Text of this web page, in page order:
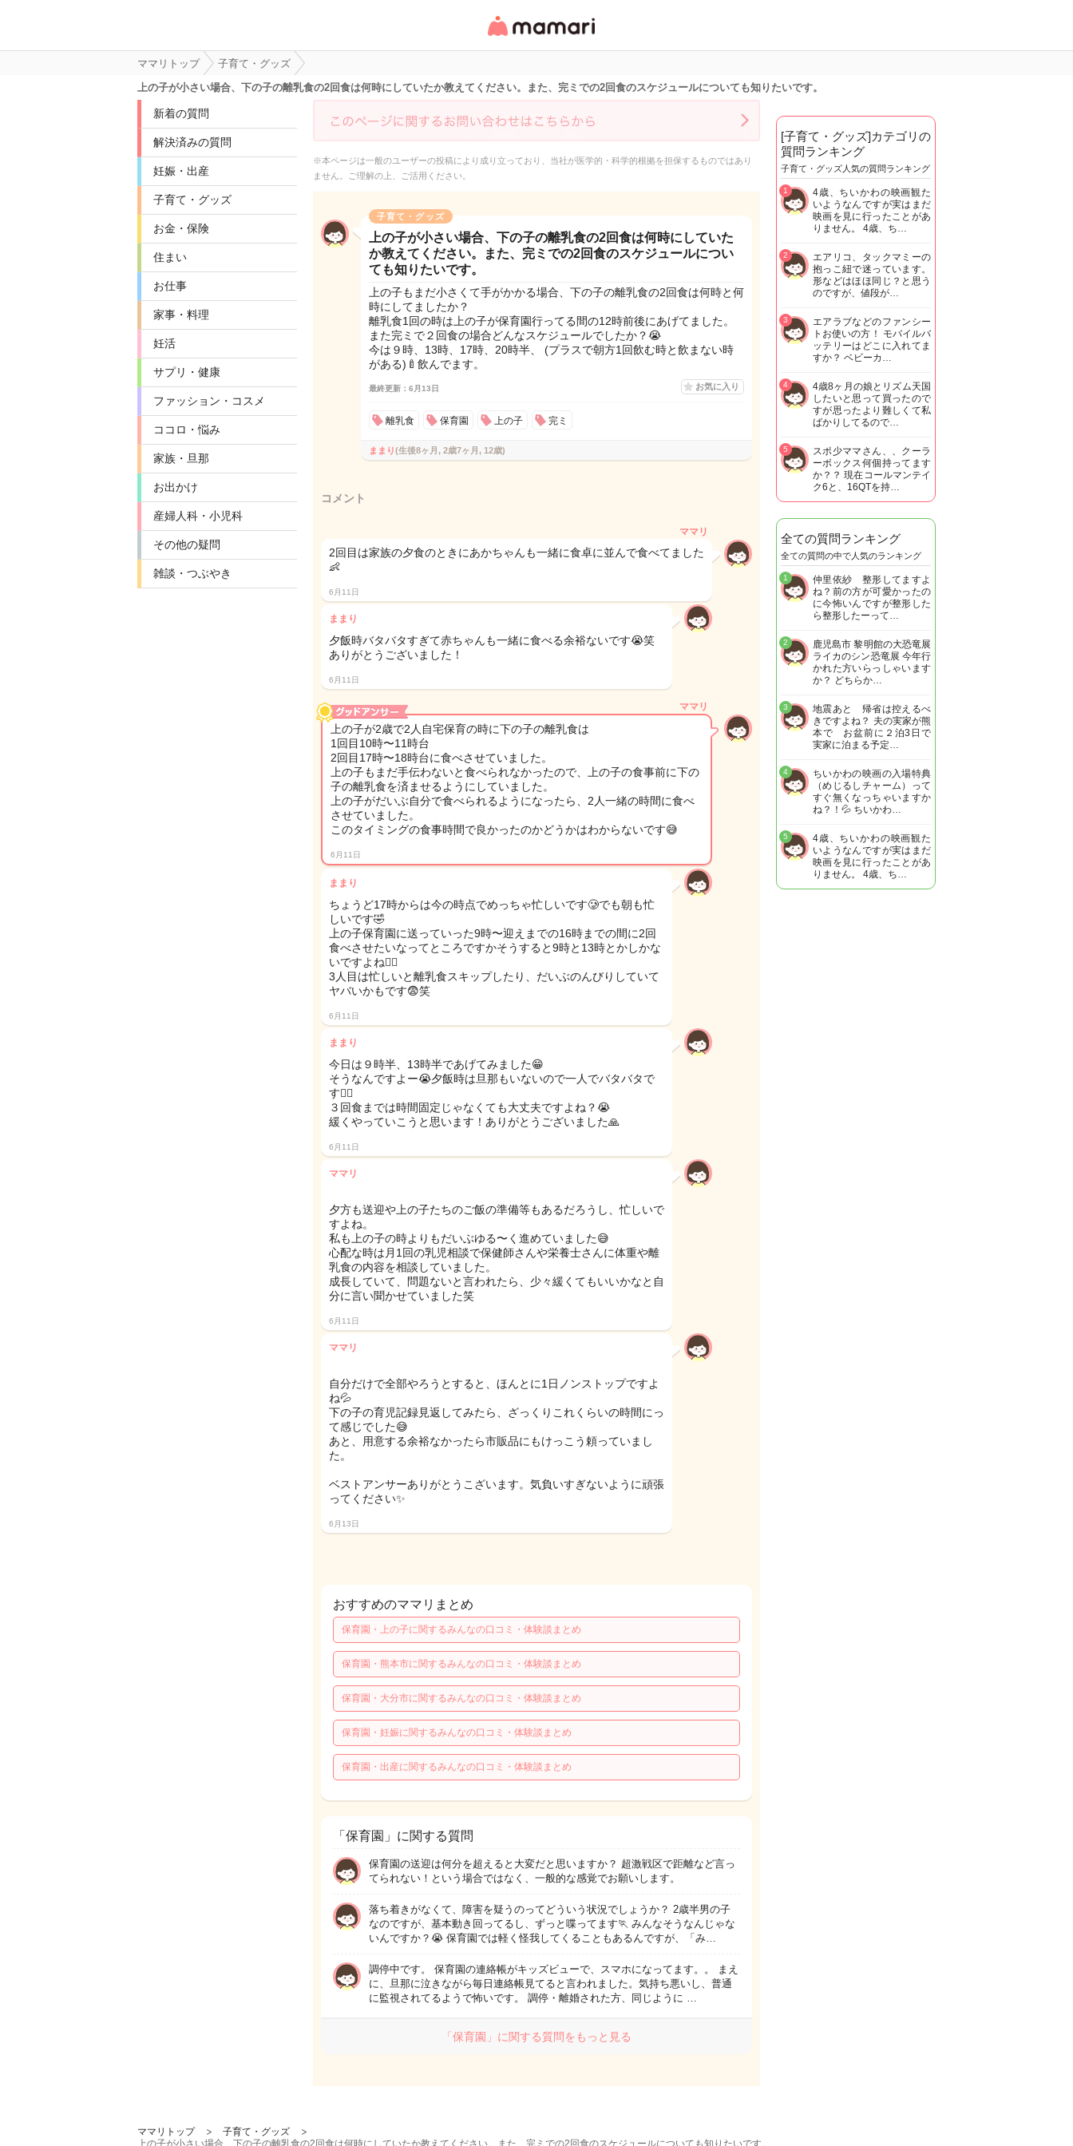
リ・情報サイト
ママリトップ
子育て・グッズ
上の子が小さい場合、下の子の離乳食の2回食は何時にしていたか教えてください。また、完ミでの2回食のスケジュールについても知りたいです。
新着の質問
解決済みの質問
妊娠・出産
子育て・グッズ
お金・保険
住まい
お仕事
家事・料理
妊活
サプリ・健康
ファッション・コスメ
ココロ・悩み
家族・旦那
お出かけ
産婦人科・小児科
その他の疑問
雑談・つぶやき
※本ページは一般のユーザーの投稿により成り立っており、当社が医学的・科学的根拠を担保するものではあり
ません。ご理解の上、ご活用ください。
子育て・グッズ
上の子が小さい場合、下の子の離乳食の2回食は何時にしていた
か教えてください。また、完ミでの2回食のスケジュールについ
ても知りたいです。
上の子もまだ小さくて手がかかる場合、下の子の離乳食の2回食は何時と何
時にしてましたか？
離乳食1回の時は上の子が保育園行ってる間の12時前後にあげてました。
また完ミで２回食の場合どんなスケジュールでしたか？😭
今は９時、13時、17時、20時半、 (プラスで朝方1回飲む時と飲まない時
がある)🍼飲んでます。
最終更新：6月13日 お気に入り
離乳食 保育園 上の子 完ミ
ままり(生後8ヶ月, 2歳7ヶ月, 12歳)
コメント
ママリ
2回目は家族の夕食のときにあかちゃんも一緒に食卓に並んで食べてました
👶
6月11日
ままり
夕飯時バタバタすぎて赤ちゃんも一緒に食べる余裕ないです😭笑
ありがとうございました！
6月11日
ママリ
上の子が2歳で2人自宅保育の時に下の子の離乳食は
1回目10時〜11時台
2回目17時〜18時台に食べさせていました。
上の子もまだ手伝わないと食べられなかったので、上の子の食事前に下の
子の離乳食を済ませるようにしていました。
上の子がだいぶ自分で食べられるようになったら、2人一緒の時間に食べ
させていました。
このタイミングの食事時間で良かったのかどうかはわからないです😅
6月11日
ままり
ちょうど17時からは今の時点でめっちゃ忙しいです🥲でも朝も忙
しいです🤣
上の子保育園に送っていった9時〜迎えまでの16時までの間に2回
食べさせたいなってところですかそうすると9時と13時とかしかな
いですよね🙂‍↕️
3人目は忙しいと離乳食スキップしたり、だいぶのんびりしていて
ヤバいかもです😨笑
6月11日
ままり
今日は９時半、13時半であげてみました😁
そうなんですよー😭夕飯時は旦那もいないので一人でバタバタで
す😮‍💨
３回食までは時間固定じゃなくても大丈夫ですよね？😭
緩くやっていこうと思います！ありがとうございました🙏
6月11日
ママリ
夕方も送迎や上の子たちのご飯の準備等もあるだろうし、忙しいで
すよね。
私も上の子の時よりもだいぶゆる〜く進めていました😅
心配な時は月1回の乳児相談で保健師さんや栄養士さんに体重や離
乳食の内容を相談していました。
成長していて、問題ないと言われたら、少々緩くてもいいかなと自
分に言い聞かせていました笑
6月11日
ママリ
自分だけで全部やろうとすると、ほんとに1日ノンストップですよ
ね💦
下の子の育児記録見返してみたら、ざっくりこれくらいの時間にっ
て感じでした😅
あと、用意する余裕なかったら市販品にもけっこう頼っていまし
た。
ベストアンサーありがとうこざいます。気負いすぎないように頑張
ってください✨
6月13日
おすすめのママリまとめ
保育園・上の子に関するみんなの口コミ・体験談まとめ
保育園・熊本市に関するみんなの口コミ・体験談まとめ
保育園・大分市に関するみんなの口コミ・体験談まとめ
保育園・妊娠に関するみんなの口コミ・体験談まとめ
保育園・出産に関するみんなの口コミ・体験談まとめ
「保育園」に関する質問
保育園の送迎は何分を超えると大変だと思いますか？ 超激戦区で距離など言っ
てられない！という場合ではなく、一般的な感覚でお願いします。
落ち着きがなくて、障害を疑うのってどういう状況でしょうか？ 2歳半男の子
なのですが、基本動き回ってるし、ずっと喋ってます🏃 みんなそうなんじゃな
いんですか？😭 保育園では軽く怪我してくることもあるんですが、「み…
調停中です。 保育園の連絡帳がキッズビューで、スマホになってます。。 まえ
に、旦那に泣きながら毎日連絡帳見てると言われました。気持ち悪いし、普通
に監視されてるようで怖いです。 調停・離婚された方、同じように …
「保育園」に関する質問をもっと見る
[子育て・グッズ]カテゴリの
質問ランキング
子育て・グッズ人気の質問ランキング
4歳、ちいかわの映画観た
いようなんですが実はまだ
映画を見に行ったことがあ
りません。 4歳、ち…
1
エアリコ、タックマミーの
抱っこ紐で迷っています。
形などはほほ同じ？と思う
のですが、値段が…
2
エアラブなどのファンシー
トお使いの方！ モバイルバ
ッテリーはどこに入れてま
すか？ ベビーカ…
3
4歳8ヶ月の娘とリズム天国
したいと思って買ったので
すが思ったより難しくて私
ばかりしてるので…
4
スポ少ママさん、、クーラ
ーボックス何個持ってます
か？？ 現在コールマンテイ
ク6と、16QTを持…
5
全ての質問ランキング
全ての質問の中で人気のランキング
仲里依紗 整形してますよ
ね？前の方が可愛かったの
に今怖いんですが整形した
ら整形したーって…
1
鹿児島市 黎明館の大恐竜展
ライカのシン恐竜展 今年行
かれた方いらっしゃいます
か？ どちらか…
2
地震あと 帰省は控えるべ
きですよね？ 夫の実家が熊
本で お盆前に２泊3日で
実家に泊まる予定…
3
ちいかわの映画の入場特典
（めじるしチャーム）って
すぐ無くなっちゃいますか
ね？！💦 ちいかわ…
4
4歳、ちいかわの映画観た
いようなんですが実はまだ
映画を見に行ったことがあ
りません。 4歳、ち…
5
ママリトップ
子育て・グッズ
上の子が小さい場合、下の子の離乳食の2回食は何時にしていたか教えてください。また、完ミでの2回食のスケジュールについても知りたいです。